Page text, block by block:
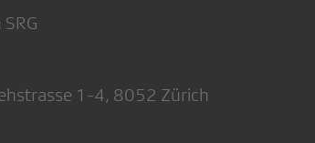
1-4, 8052 Zürich